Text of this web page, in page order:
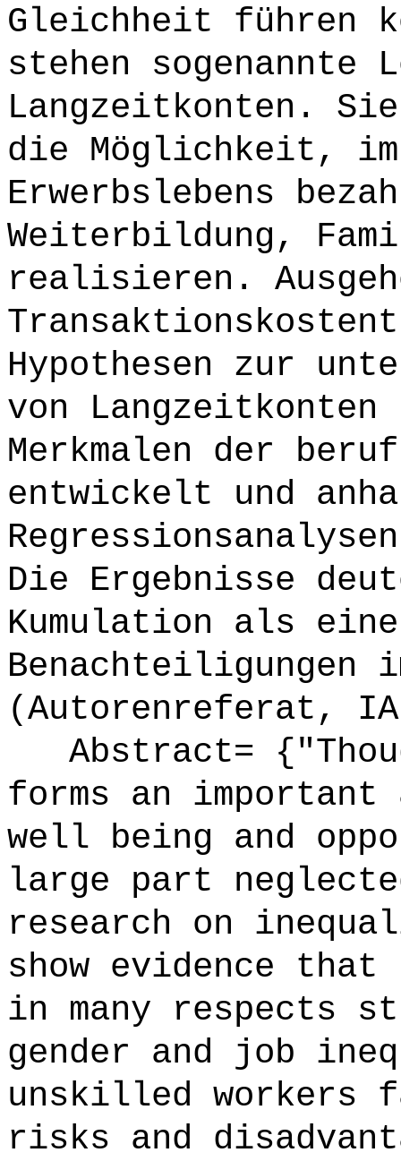
Gleichheit führen
stehen sogenannte
Langzeitkonten.
die Möglichkeit,
Erwerbslebens
Weiterbildung,
realisieren.
Hypothesen zur
von Langzeitkonten
Merkmalen der
entwickelt und
Die Ergebnisse
Kumulation als
Benachteiligungen
(Autorenreferat,
Abstract=
forms an
well being and
large part
research on
show evidence
in many respects
gender and job
unskilled workers
risks and